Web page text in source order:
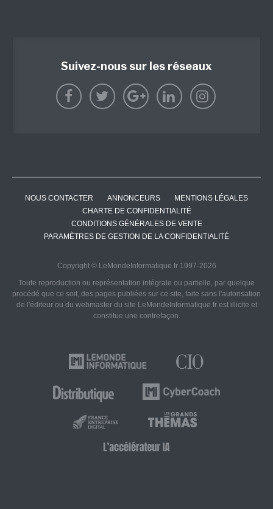
Suivez-nous sur les réseaux
NOUS CONTACTER ANNONCEURS
MENTIONS LÉGALES
CHARTE DE CONFIDENTIALITÉ
CONDITIONS GÉNÉRALES DE VENTE
PARAMÈTRES DE GESTION DE LA CONFIDENTIALITÉ
Copyright © LeMondeInformatique.fr 1997-2026
Toute reproduction ou représentation intégrale ou partielle, par quelque
procédé que ce soit, des pages publiées sur ce site, faite sans l'autorisation
de l'éditeur ou du webmaster du site LeMondeInformatique.fr est illicite et
constitue une contrefaçon.